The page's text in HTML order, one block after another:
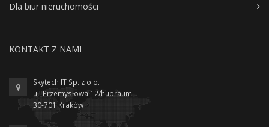
Dla biur nieruchomości
KONTAKT Z NAMI
Skytech IT Sp. z o.o.
ul. Przemysłowa 12/hubraum
30-701 Kraków